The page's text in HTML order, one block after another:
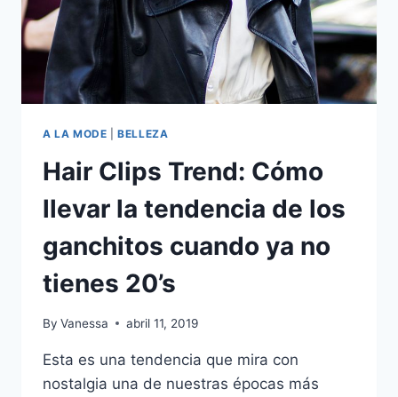
A LA MODE |BELLEZA
Hair Clips Trend: Cómo
llevar la tendencia de los
ganchitos cuando ya no
tienes 20’s
By Vanessa abril 11, 2019
Esta es una tendencia que mira con
nostalgia una de nuestras épocas más